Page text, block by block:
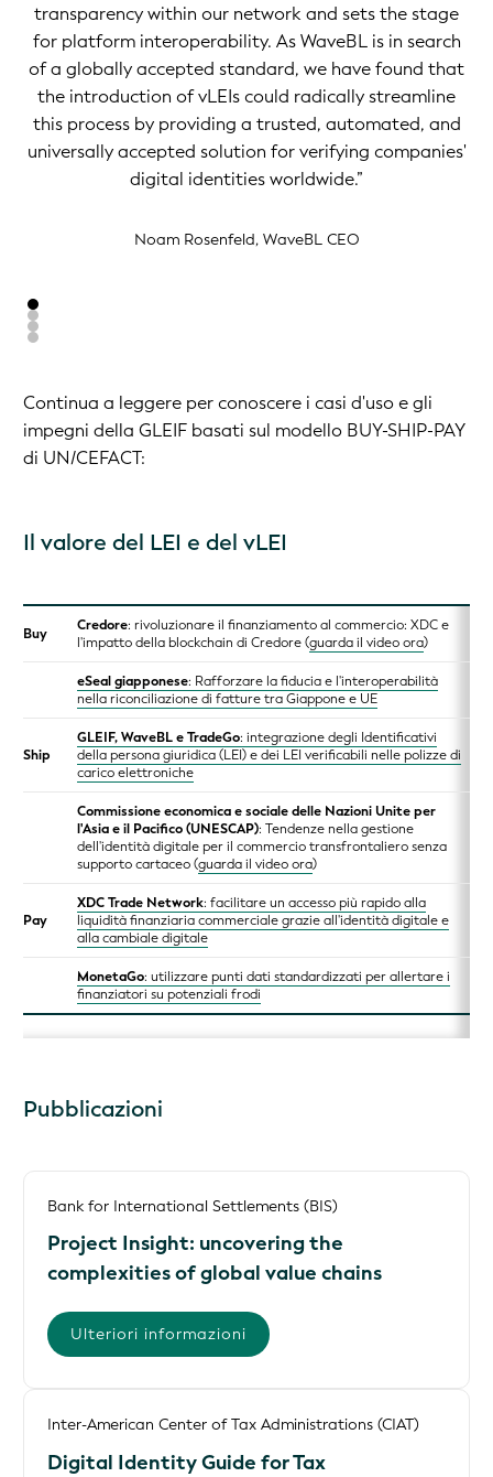
transparency within our network and sets the stage
for platform interoperability. As WaveBL is in search
of a globally accepted standard, we have found that
the introduction of vLEIs could radically streamline
this process by providing a trusted, automated, and
universally accepted solution for verifying companies'
digital identities worldwide.”
Noam Rosenfeld, WaveBL CEO
Continua a leggere per conoscere i casi d'uso e gli
impegni della GLEIF basati sul modello BUY-SHIP-PAY
di UN/CEFACT:
Il valore del LEI e del vLEI
Buy Credore: rivoluzionare il finanziamento al commercio: XDC e
l'impatto della blockchain di Credore (guarda il video ora)
eSeal giapponese: Rafforzare la fiducia e l'interoperabilità
nella riconciliazione di fatture tra Giappone e UE
Ship
GLEIF, WaveBL e TradeGo: integrazione degli Identificativi
della persona giuridica (LEI) e dei LEI verificabili nelle polizze di
carico elettroniche
Commissione economica e sociale delle Nazioni Unite per
l'Asia e il Pacifico (UNESCAP): Tendenze nella gestione
dell'identità digitale per il commercio transfrontaliero senza
supporto cartaceo (guarda il video ora)
Pay
XDC Trade Network: facilitare un accesso più rapido alla
liquidità finanziaria commerciale grazie all'identità digitale e
alla cambiale digitale
MonetaGo: utilizzare punti dati standardizzati per allertare i
finanziatori su potenziali frodi
Pubblicazioni
Bank for International Settlements (BIS)
Project Insight: uncovering the
complexities of global value chains
Ulteriori informazioni
Inter-American Center of Tax Administrations (CIAT)
Digital Identity Guide for Tax